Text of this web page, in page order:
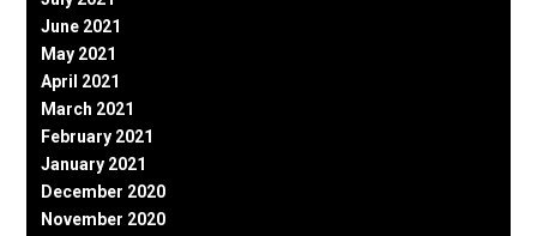
June 2021
May 2021
April 2021
March 2021
February 2021
January 2021
December 2020
November 2020